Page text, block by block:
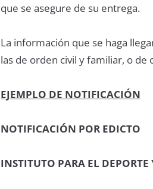
que se asegure de su entrega.
La información que se haga
las de orden civil y familiar, o
EJEMPLO DE NOTIFICACIÓN
NOTIFICACIÓN POR EDICTO
INSTITUTO PARA EL